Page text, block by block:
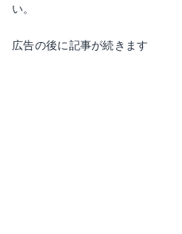
い。
広告の後に記事が続きます